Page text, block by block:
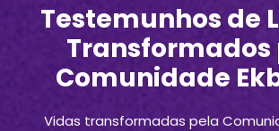
Testemunhos de
Transformados
Comunidade
Vidas transformadas pela